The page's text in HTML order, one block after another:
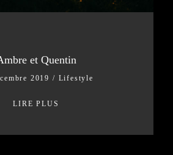
et Quentin
2019 / Lifestyle
LIRE PLUS